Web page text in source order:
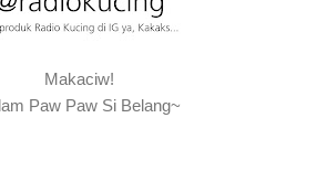
Makaciw!
Paw Paw Si Belang~